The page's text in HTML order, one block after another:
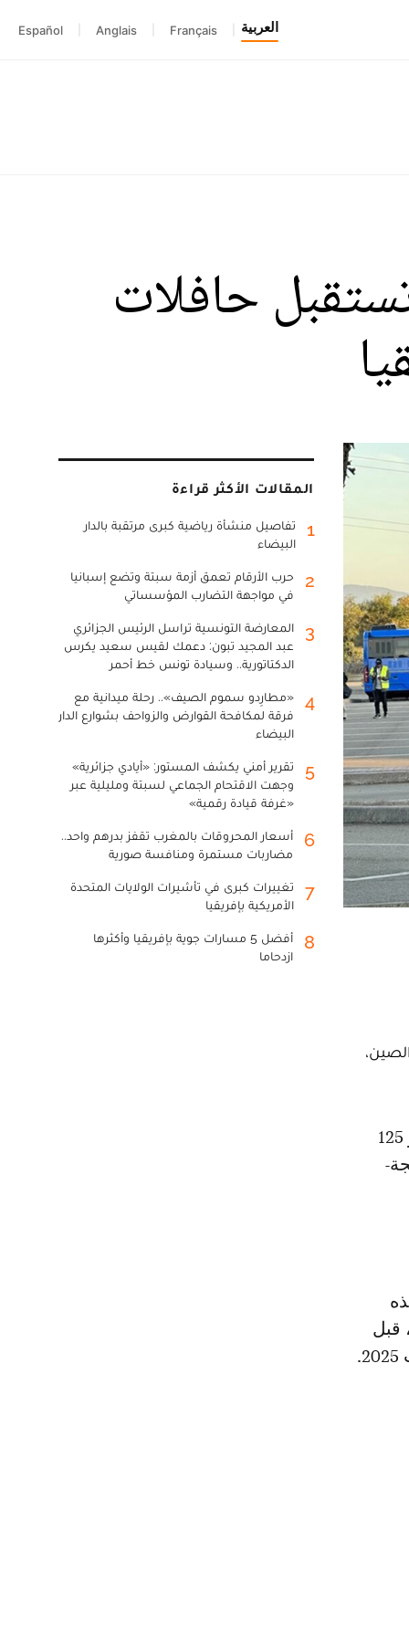
العربية Français
Anglais
Español
حافلات
من الصين،
قبل
المقالات الأكثر قراءة
1
تفاصيل منشأة رياضية كبرى مرتقبة بالدار
البيضاء
2
حرب الأرقام تعمق أزمة سبتة وتضع إسبانيا
في مواجهة التضارب المؤسساتي
3
المعارضة التونسية تراسل الرئيس الجزائري
عبد المجيد تبون: دعمك لقيس سعيد يكرس
الدكتاتورية.. وسيادة تونس خط أحمر
4
«مطارِدو سموم الصيف».. رحلة ميدانية مع
فرقة لمكافحة القوارض والزواحف بشوارع الدار
البيضاء
5
تقرير أمني يكشف المستور: «أيادي جزائرية»
وجهت الاقتحام الجماعي لسبتة ومليلية عبر
«غرفة قيادة رقمية»
6
أسعار المحروقات بالمغرب تقفز بدرهم واحد..
مضاربات مستمرة ومنافسة صورية
7
تغييرات كبرى في تأشيرات الولايات المتحدة
الأمريكية بإفريقيا
8
أفضل 5 مسارات جوية بإفريقيا وأكثرها
ازدحاما